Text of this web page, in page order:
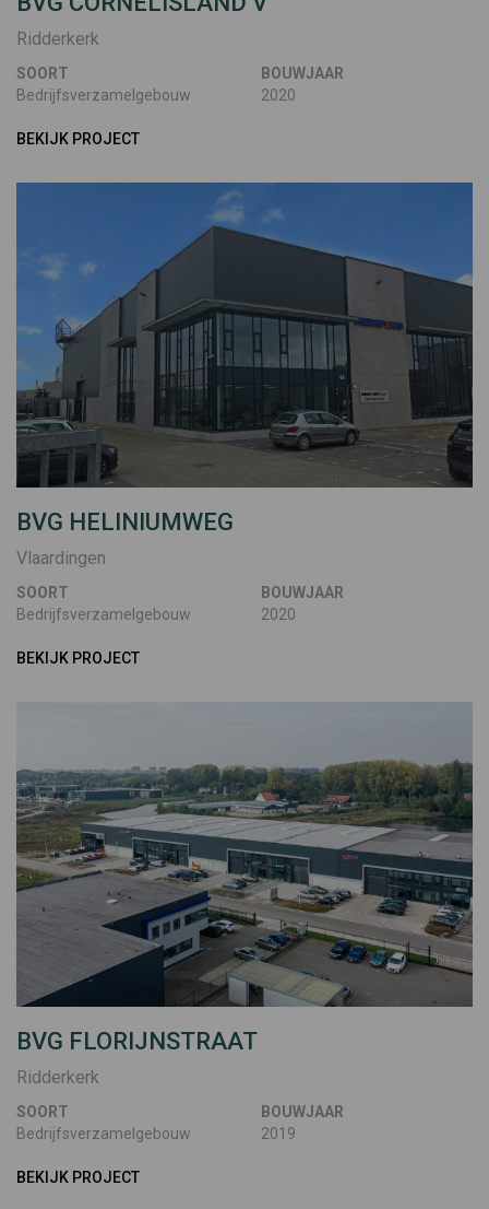
Ridderkerk
SOORT
Bedrijfsverzamelgebouw
BOUWJAAR
2020
BEKIJK PROJECT
BVG HELINIUMWEG
Vlaardingen
SOORT
Bedrijfsverzamelgebouw
BOUWJAAR
2020
BEKIJK PROJECT
BVG FLORIJNSTRAAT
Ridderkerk
SOORT
Bedrijfsverzamelgebouw
BOUWJAAR
2019
BEKIJK PROJECT